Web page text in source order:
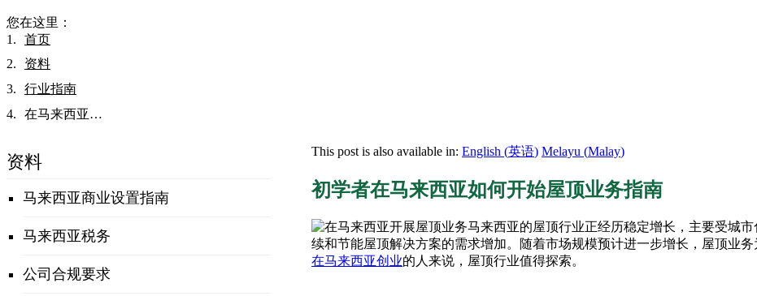
您在这里：
首页
资料
行业指南
在马来西亚…
This post is also available in: English (英语) Melayu (Malay)
初学者在马来西亚如何开始屋顶业务指南
马来西亚的屋顶行业正经历稳定增长，主要受城
续和节能屋顶解决方案的需求增加。随着市场规模预计进一步增长，屋顶业
在马来西亚创业的人来说，屋顶行业值得探索。
资料
马来西亚商业设置指南
马来西亚税务
公司合规要求